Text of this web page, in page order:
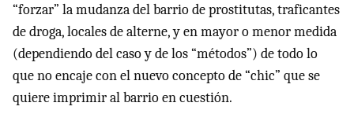
“forzar” la mudanza del barrio de prostitutas, traficantes
de droga, locales de alterne, y en mayor o menor medida
(dependiendo del caso y de los “métodos”) de todo lo
que no encaje con el nuevo concepto de “chic” que se
quiere imprimir al barrio en cuestión.